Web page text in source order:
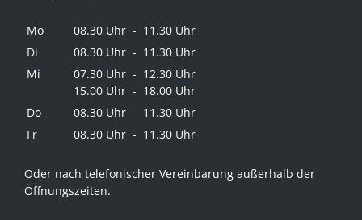
Mo
08.30 Uhr - 11.30 Uhr
Di
08.30 Uhr - 11.30 Uhr
Mi
07.30 Uhr - 12.30 Uhr
15.00 Uhr - 18.00 Uhr
Do
08.30 Uhr - 11.30 Uhr
Fr
08.30 Uhr - 11.30 Uhr
Oder nach telefonischer Vereinbarung außerhalb der
Öffnungszeiten.